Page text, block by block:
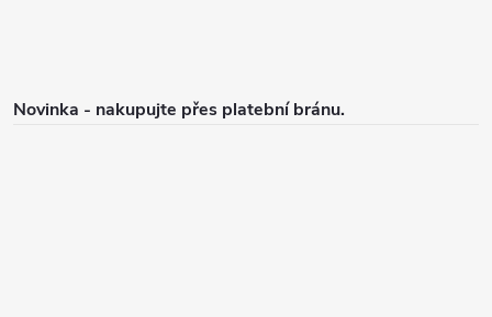
Novinka - nakupujte přes platební bránu.